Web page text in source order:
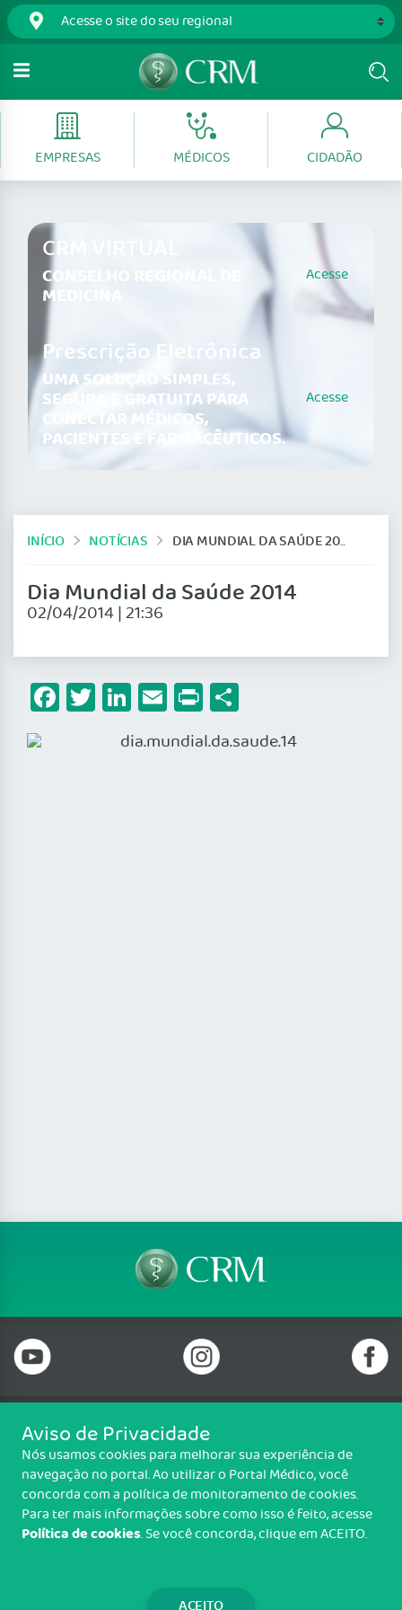
EMPRESAS MÉDICOS CIDADÃO
CRM VIRTUAL
CONSELHO REGIONAL DE
MEDICINA
Acesse
Prescrição Eletrônica
UMA SOLUÇÃO SIMPLES,
SEGURA E GRATUITA PARA
CONECTAR MÉDICOS,
PACIENTES E FARMACÊUTICOS.
Acesse
INÍCIO NOTÍCIAS DIA MUNDIAL DA SAÚDE 2014
Dia Mundial da Saúde 2014
02/04/2014 | 21:36
Facebook
Twitter
LinkedIn
Email
Print
Telefone: 69 99912-5448
Email: protocolo@cremero.org.br
Avenida dos Imigrantes, 3414, Liberdade, Porto Velho/RO - CEP: 76803-
850
Copyright CREMERO. Todos os direitos reservados.
Aviso de Privacidade
Nós usamos cookies para melhorar sua experiência de
navegação no portal. Ao utilizar o Portal Médico, você
concorda com a política de monitoramento de cookies.
Para ter mais informações sobre como isso é feito, acesse
Política de cookies. Se você concorda, clique em ACEITO.